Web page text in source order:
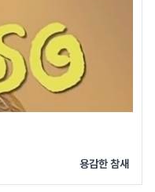
용감한 참새